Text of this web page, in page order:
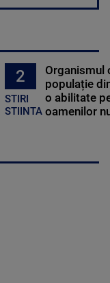
2
STIRI
STIINTA
Organismul
populație
o abilitate
oamenilor